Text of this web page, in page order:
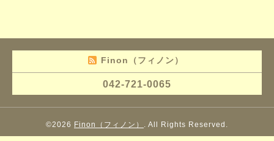
Finon（フィノン）
042-721-0065
©2026 Finon（フィノン） . All Rights Reserved.